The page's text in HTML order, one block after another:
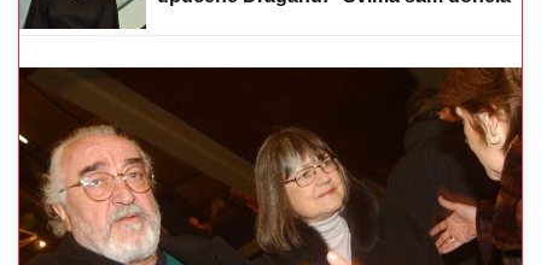
JOKIĆ GLEDA U NEVERICI:Amerikanci ostali